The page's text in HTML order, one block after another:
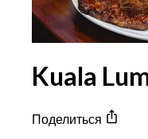
Kuala
Поделиться